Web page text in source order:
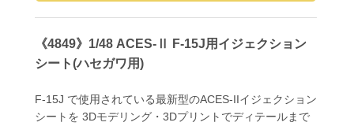
《4849》1/48 ACES-Ⅱ F-15J用イジェクション
シート(ハセガワ用)
F-15J で使用されている最新型のACES-IIイジェクション
シートを 3Dモデリング・3Dプリントでディテールまで